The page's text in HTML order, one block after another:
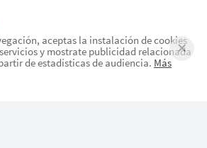
aceptas la instalación de cookies
y mostrate publicidad relacionada
de estadísticas de audiencia. Más